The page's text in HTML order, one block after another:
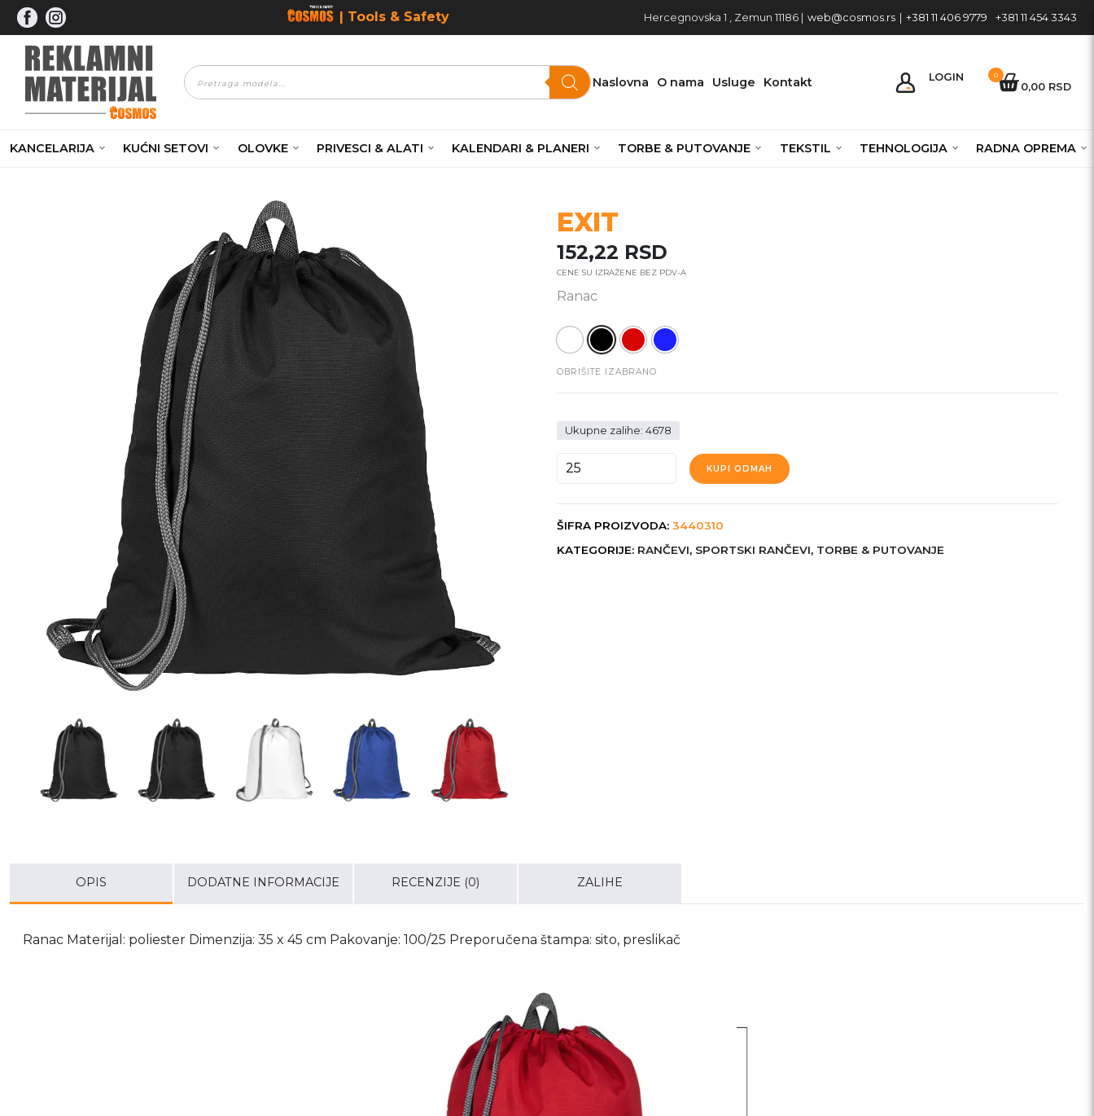
Skip
content
| Tools & Safety Hercegnovska 1 , Zemun 11186 | web@cosmos.rs +381 11 406 9779 +381 11 454 3343
Products
search
Naslovna O nama Usluge Kontakt
LOGIN
0,00 RSD
0
KANCELARIJA KUĆNI SETOVI OLOVKE PRIVESCI & ALATI KALENDARI & PLANERI TORBE & PUTOVANJE TEKSTIL TEHNOLOGIJA RADNA OPREMA
EXIT
152,22 RSD
CENE SU IZRAŽENE BEZ PDV-A
Ranac
OBRIŠITE IZABRANO
Ukupne zalihe: 4678
EXIT
KUPI ODMAH
ŠIFRA PROIZVODA: 3440310
KATEGORIJE: RANČEVI, SPORTSKI RANČEVI, TORBE & PUTOVANJE
OPIS DODATNE INFORMACIJE RECENZIJE (0) ZALIHE
Ranac Materijal: poliester Dimenzija: 35 x 45 cm Pakovanje: 100/25 Preporučena štampa: sito, preslikač